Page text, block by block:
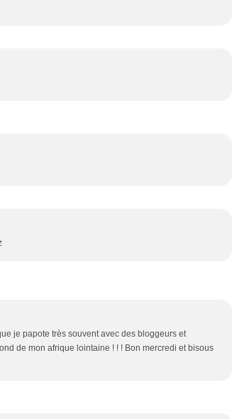
je papote très souvent avec des bloggeurs et
de mon afrique lointaine ! ! ! Bon mercredi et bisous